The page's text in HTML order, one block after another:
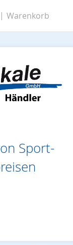
Warenkorb
Sport-